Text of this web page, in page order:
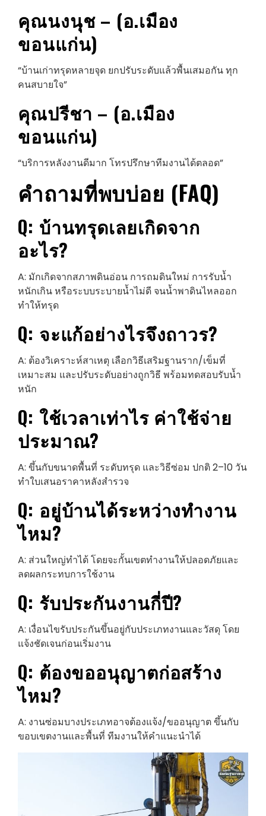
คุณนงนุช – (อ.เมือง
ขอนแก่น)
“บ้านเก่าทรุดหลายจุด ยกปรับระดับแล้วพื้นเสมอกัน ทุก
คนสบายใจ”
คุณปรีชา – (อ.เมือง
ขอนแก่น)
“บริการหลังงานดีมาก โทรปรึกษาทีมงานได้ตลอด”
คำถามที่พบบ่อย (FAQ)
Q: บ้านทรุดเลยเกิดจาก
อะไร?
A: มักเกิดจากสภาพดินอ่อน การถมดินใหม่ การรับน้ำ
หนักเกิน หรือระบบระบายน้ำไม่ดี จนน้ำพาดินไหลออก
ทำให้ทรุด
Q: จะแก้อย่างไรจึงถาวร?
A: ต้องวิเคราะห์สาเหตุ เลือกวิธีเสริมฐานราก/เข็มที่
เหมาะสม และปรับระดับอย่างถูกวิธี พร้อมทดสอบรับน้ำ
หนัก
Q: ใช้เวลาเท่าไร ค่าใช้จ่าย
ประมาณ?
A: ขึ้นกับขนาดพื้นที่ ระดับทรุด และวิธีซ่อม ปกติ 2–10 วัน
ทำใบเสนอราคาหลังสำรวจ
Q: อยู่บ้านได้ระหว่างทำงาน
ไหม?
A: ส่วนใหญ่ทำได้ โดยจะกั้นเขตทำงานให้ปลอดภัยและ
ลดผลกระทบการใช้งาน
Q: รับประกันงานกี่ปี?
A: เงื่อนไขรับประกันขึ้นอยู่กับประเภทงานและวัสดุ โดย
แจ้งชัดเจนก่อนเริ่มงาน
Q: ต้องขออนุญาตก่อสร้าง
ไหม?
A: งานซ่อมบางประเภทอาจต้องแจ้ง/ขออนุญาต ขึ้นกับ
ขอบเขตงานและพื้นที่ ทีมงานให้คำแนะนำได้